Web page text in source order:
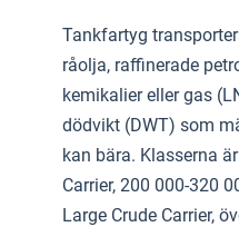
Tankfartyg
råolja, raffinerade
kemikalier eller gas
dödvikt (DWT) som
kan bära. Klasserna
Carrier, 200 000-320
Large Crude Carrier,